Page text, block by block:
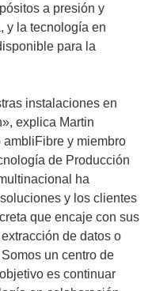
a presión y
y la tecnología en
para la
instalaciones en
explica Martin
y miembro
de Producción
ha
y los clientes
que encaje con sus
de datos o
un centro de
es continuar